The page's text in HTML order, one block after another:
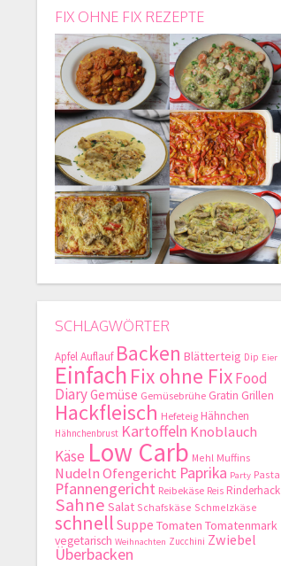
FIX OHNE FIX REZEPTE
SCHLAGWÖRTER
ApfelAuflauf Backen Blätterteig Dip Eier
Einfach Fix ohne FixFood
DiaryGemüse Gemüsebrühe Gratin Grillen
Hackfleisch Hefeteig Hähnchen
Hähnchenbrust Kartoffeln Knoblauch
Käse Low Carb Mehl Muffins
NudelnOfengericht Paprika Party Pasta
Pfannengericht Reibekäse Reis Rinderhack
Sahne Salat Schafskäse Schmelzkäse
schnell Suppe Tomaten Tomatenmark
vegetarisch Weihnachten Zucchini Zwiebel
Überbacken